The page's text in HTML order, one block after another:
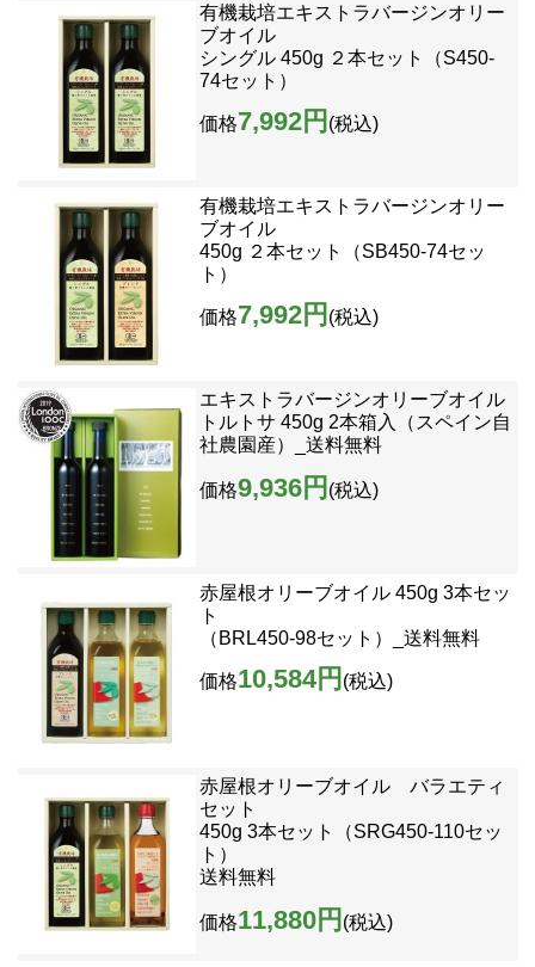
有機栽培エキストラバージンオリー
ブオイル
シングル 450g ２本セット（S450-
74セット）
価格7,992円 (税込)
有機栽培エキストラバージンオリー
ブオイル
450g ２本セット（SB450-74セッ
ト）
価格7,992円 (税込)
エキストラバージンオリーブオイル
トルトサ 450g 2本箱入（スペイン自
社農園産）_送料無料
価格9,936円 (税込)
赤屋根オリーブオイル 450g 3本セッ
ト
（BRL450-98セット）_送料無料
価格10,584円 (税込)
赤屋根オリーブオイル バラエティ
セット
450g 3本セット（SRG450-110セッ
ト）
送料無料
価格11,880円 (税込)